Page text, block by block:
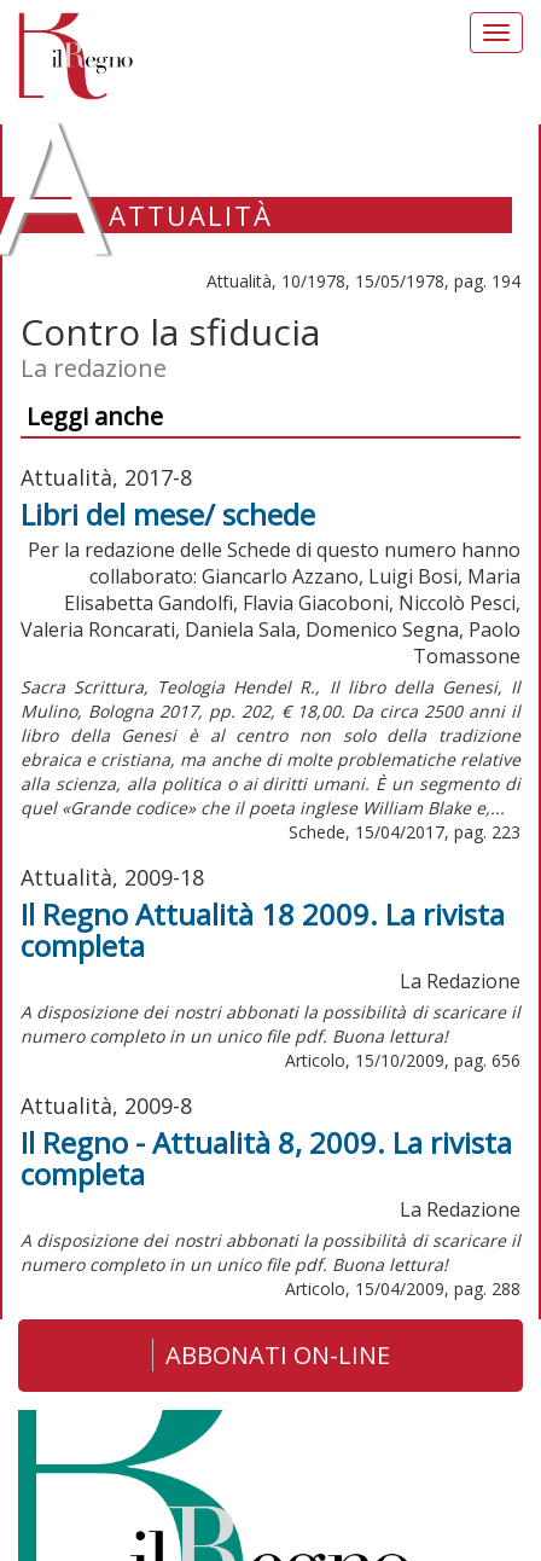
ATTUALITÀ
Attualità, 10/1978, 15/05/1978, pag. 194
Contro la sfiducia
La redazione
Leggi anche
Attualità, 2017-8
Libri del mese/ schede
Per la redazione delle Schede di questo numero hanno
collaborato: Giancarlo Azzano, Luigi Bosi, Maria
Elisabetta Gandolfi, Flavia Giacoboni, Niccolò Pesci,
Valeria Roncarati, Daniela Sala, Domenico Segna, Paolo
Tomassone
Sacra Scrittura, Teologia Hendel R., Il libro della Genesi, Il
Mulino, Bologna 2017, pp. 202, € 18,00. Da circa 2500 anni il
libro della Genesi è al centro non solo della tradizione
ebraica e cristiana, ma anche di molte problematiche relative
alla scienza, alla politica o ai diritti umani. È un segmento di
quel «Grande codice» che il poeta inglese William Blake e,...
Schede, 15/04/2017, pag. 223
Attualità, 2009-18
Il Regno Attualità 18 2009. La rivista
completa
La Redazione
A disposizione dei nostri abbonati la possibilità di scaricare il
numero completo in un unico file pdf. Buona lettura!
Articolo, 15/10/2009, pag. 656
Attualità, 2009-8
Il Regno - Attualità 8, 2009. La rivista
completa
La Redazione
A disposizione dei nostri abbonati la possibilità di scaricare il
numero completo in un unico file pdf. Buona lettura!
Articolo, 15/04/2009, pag. 288
ABBONATI ON-LINE